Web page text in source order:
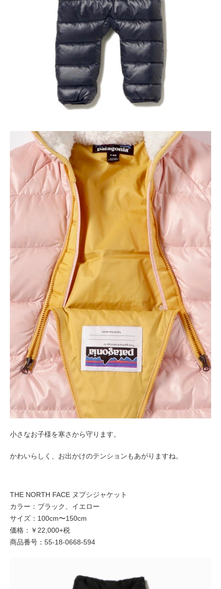
小さなお子様を寒さから守ります。
かわいらしく、お出かけのテンションもあがりますね。
THE NORTH FACE ヌプシジャケット
カラー：ブラック、イエロー
サイズ：100cm〜150cm
価格：￥22,000+税
商品番号：55-18-0668-594